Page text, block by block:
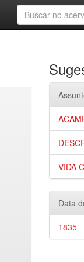
VIDA
Data
1835